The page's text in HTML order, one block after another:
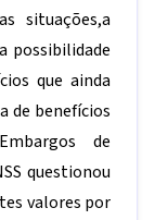
situações,a
possibilidade
que ainda
de benefícios
de
questionou
valores por